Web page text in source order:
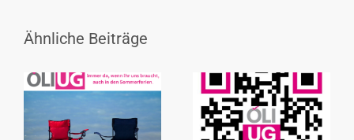
Ähnliche Beiträge